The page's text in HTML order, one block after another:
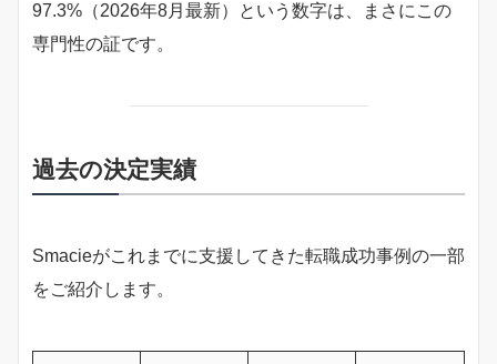
97.3%（2026年8月最新）という数字は、まさにこの
専門性の証です。
過去の決定実績
Smacieがこれまでに支援してきた転職成功事例の一部
をご紹介します。